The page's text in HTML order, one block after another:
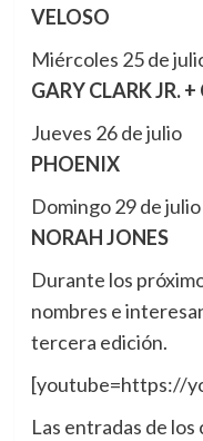
VELOSO
Miércoles 25 de
GARY CLARK JR.
Jueves 26 de julio
PHOENIX
Domingo 29 de julio
NORAH JONES
Durante los
nombres e
tercera edición.
[youtube=https://
Las entradas de